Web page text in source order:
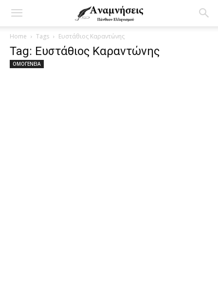
Home Tags Ευστάθιος Καραντώνης
Tag: Ευστάθιος Καραντώνης
ΟΜΟΓΕΝΕΙΑ